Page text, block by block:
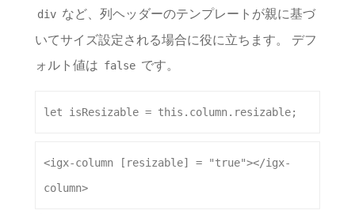
div など、列ヘッダーのテンプレートが親に基づ
いてサイズ設定される場合に役に立ちます。 デフ
ォルト値は false です。
let isResizable = this . column. resizable;
<igx-column [resizable] = "true"></igx-
column>